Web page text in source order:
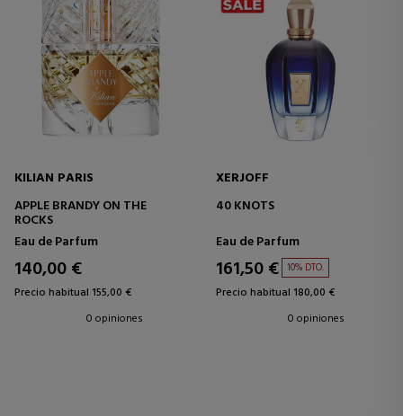
KILIAN PARIS
APPLE BRANDY ON THE
ROCKS
Eau de Parfum
140,00 €
Precio habitual 155,00 €
0 opiniones
XERJOFF
40 KNOTS
Eau de Parfum
161,50 € 10% DTO.
Precio habitual 180,00 €
0 opiniones